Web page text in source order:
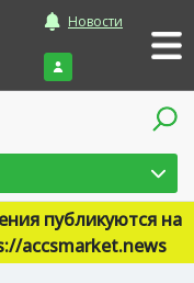
Новости
Войти
публикуются на
accsmarket.news